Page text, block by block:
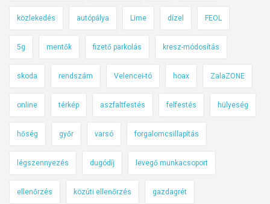
közlekedés autópálya Lime dízel FEOL
5g mentők fizető parkolás kresz-módosítás
skoda rendszám Velencei-tó hoax ZalaZONE
online térkép aszfaltfestés felfestés hülyeség
hőség győr varsó forgalomcsillapítás
légszennyezés dugódíj levegő munkacsoport
ellenőrzés közúti ellenőrzés gazdagrét